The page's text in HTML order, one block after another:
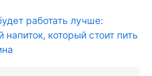
работать лучше:
напиток, который стоит пить